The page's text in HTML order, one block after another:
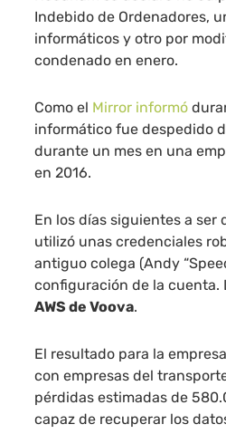
Indebido de Ordenadores,
informáticos y otro por
condenado en enero.
Como el Mirror informó
informático fue despedido
durante un mes en una
en 2016.
En los días siguientes a ser
utilizó unas credenciales
antiguo colega (Andy
configuración de la cuenta.
AWS de Voova.
El resultado para la
con empresas del
pérdidas estimadas de
capaz de recuperar los